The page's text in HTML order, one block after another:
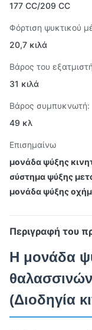
177 CC/209 CC
Φόρτιση ψυκτικού
20,7 κιλά
Βάρος του
31 κιλά
Βάρος συμπυκνωτή:
49 κλ
Επισημαίνω
μονάδα ψύξης
σύστημα ψύξης
μονάδα ψύξης
Περιγραφή του
Η μονάδα
(Διοδηγία